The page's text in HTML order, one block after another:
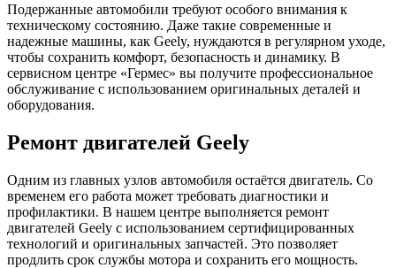
Подержанные автомобили требуют особого внимания к
техническому состоянию. Даже такие современные и
надежные машины, как Geely, нуждаются в регулярном уходе,
чтобы сохранить комфорт, безопасность и динамику. В
сервисном центре «Гермес» вы получите профессиональное
обслуживание с использованием оригинальных деталей и
оборудования.
Ремонт двигателей Geely
Одним из главных узлов автомобиля остаётся двигатель. Со
временем его работа может требовать диагностики и
профилактики. В нашем центре выполняется ремонт
двигателей Geely с использованием сертифицированных
технологий и оригинальных запчастей. Это позволяет
продлить срок службы мотора и сохранить его мощность.